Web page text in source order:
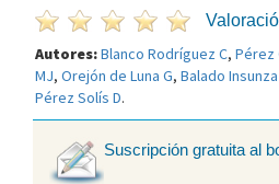
Autores:Blanco Rodríguez C, Pérez
MJ, Orejón de Luna G, Balado Insunza
Pérez Solís D.
Suscripción gratuita al